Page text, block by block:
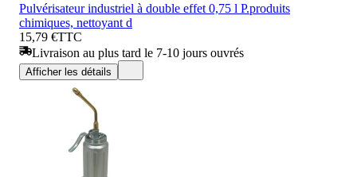
Pulvérisateur industriel à double effet 0,75 l P.produits
chimiques, nettoyant d
15,79 €TTC
Livraison au plus tard le 7-10 jours ouvrés
Afficher les détails